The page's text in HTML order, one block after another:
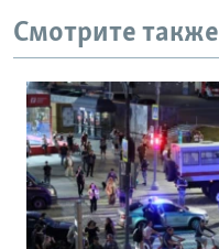
Смотрите также